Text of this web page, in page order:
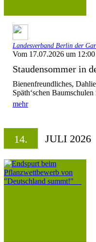
Landesverband Berlin der
Vom 17.07.2026 um
Staudensommer in
Bienenfreundliches,
Späth‘schen
mehr
14. JULI 2026